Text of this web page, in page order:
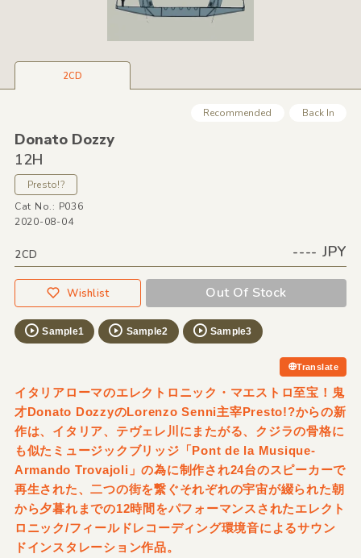
2CD
Recommended Back In
Donato Dozzy
12H
Presto!?
Cat No.: P036
2020-08-04
2CD ---- JPY
Wishlist Out Of Stock
Sample1 Sample2 Sample3
Translate
イタリアローマのエレクトロニック・マエストロ至宝！鬼
才Donato DozzyのLorenzo Senni主宰Presto!?からの新
作は、イタリア、テヴェレ川にまたがる、クジラの骨格に
も似たミュージックブリッジ「Pont de la Musique-
Armando Trovajoli」の為に制作され24台のスピーカーで
再生された、二つの街を繋ぐそれぞれの宇宙が綴られた朝
から夕暮れまでの12時間をパフォーマンスされたエレクト
ロニック/フィールドレコーディング環境音によるサウン
ドインスタレーション作品。